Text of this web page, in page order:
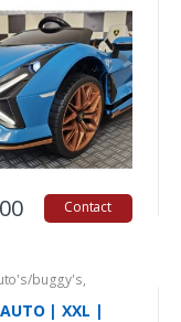
Contact
buggy's,
Kinderauto's
| XXL |